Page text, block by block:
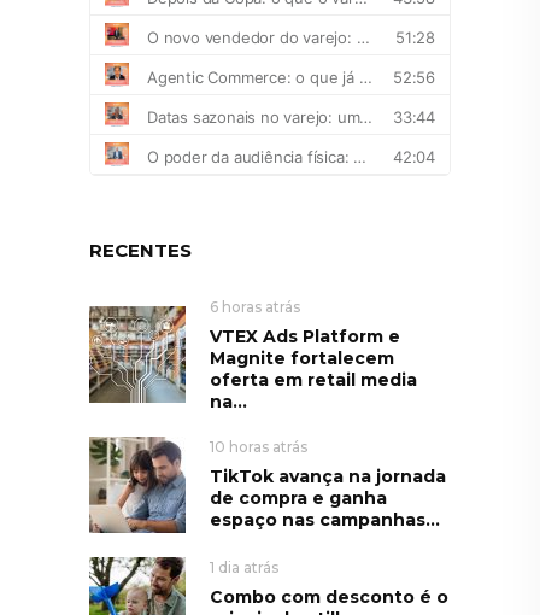
RECENTES
6 horas atrás
VTEX Ads Platform e
Magnite fortalecem
oferta em retail media
na...
10 horas atrás
TikTok avança na jornada
de compra e ganha
espaço nas campanhas...
1 dia atrás
Combo com desconto é o